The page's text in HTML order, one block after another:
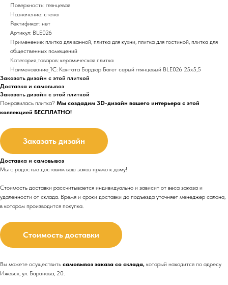
Поверхность: глянцевая
Назначение: стена
Ректификат: нет
Артикул: BLE026
Применение: плитка для ванной, плитка для кухни, плитка для гостиной, плитка для
общественных помещений
Категория_товаров: керамическая плитка
Наименование_1С: Кантата Бордюр Багет серый глянцевый BLE026 25x5,5
Заказать дизайн с этой плиткой
Доставка и самовывоз
Заказать дизайн с этой плиткой
Понравилась плитка? Мы создадим 3D-дизайн вашего интерьера с этой
коллекцией БЕСПЛАТНО!
Заказать дизайн
Доставка и самовывоз
Мы с радостью доставим ваш заказ прямо к дому!
Стоимость доставки рассчитывается индивидуально и зависит от веса заказа и
удаленности от склада. Время и сроки доставки до подъезда уточняет менеджер салона,
в котором производится покупка.
Стоимость доставки
Вы можете осуществить самовывоз заказа со склада, который находится по адресу
Ижевск, ул. Баранова, 20.